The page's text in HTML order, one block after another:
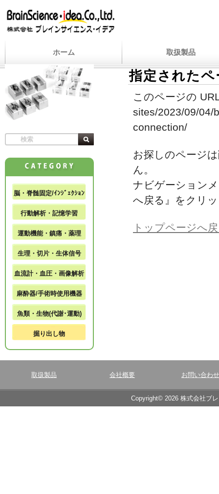
ホーム 取扱製品
指定された
このページの
sites/2023/09/04/
connection/
お探しのページ
ん。
ナビゲーション
へ戻る』をクリ
トップページへ
脳・脊髄固定/ｲﾝｼﾞｪｸｼｮﾝ
行動解析・記憶学習
運動機能・鎮痛・薬理
生理・切片・生体信号
血流計・血圧・画像解析
麻酔器/手術時使用機器
魚類・生物(代謝･運動)
掘り出し物
取扱製品 会社概要 お問い合わせ
Copyright© 2026 株式会社ブ